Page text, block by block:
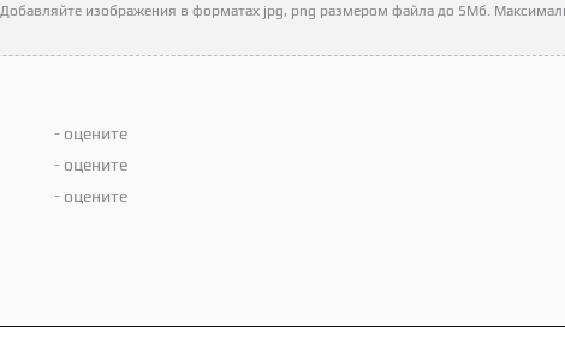
Добавляйте изображения в форматах jpg, png размером файла до 5Мб.
- оцените
- оцените
- оцените